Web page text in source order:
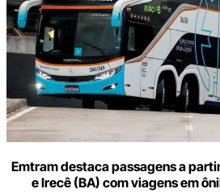
Emtram destaca passagens a
e Irecê (BA) com viagens em